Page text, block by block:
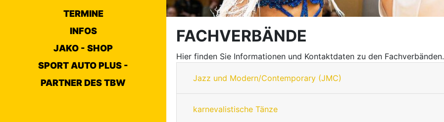
TERMINE
INFOS
JAKO - SHOP
SPORT AUTO PLUS -
PARTNER DES TBW
FACHVERBÄNDE
Hier finden Sie Informationen und Kontaktdaten zu den Fachverbänden.
Jazz und Modern/Contemporary (JMC)
karnevalistische Tänze